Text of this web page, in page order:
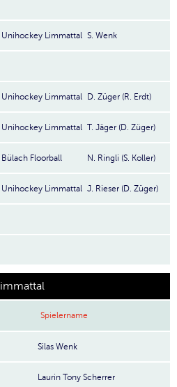
Unihockey Limmattal S. Wenk
Unihockey Limmattal D. Züger (R. Erdt)
Unihockey Limmattal T. Jäger (D. Züger)
Bülach Floorball N. Ringli (S. Koller)
Unihockey Limmattal J. Rieser (D. Züger)
Spielername
Silas Wenk
Laurin Tony Scherrer